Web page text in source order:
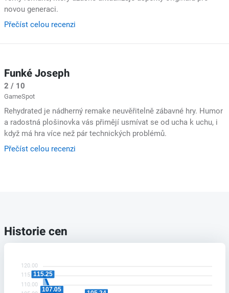
novou generaci.
Přečíst celou recenzi
Funké Joseph
2 / 10
GameSpot
Rehydrated je nádherný remake neuvěřitelně zábavné hry. Humor
a radostná plošinovka vás přimějí usmívat se od ucha k uchu, i
když má hra více než pár technických problémů.
Přečíst celou recenzi
Historie cen
120.00
115.00
110.00
115.25
107.05